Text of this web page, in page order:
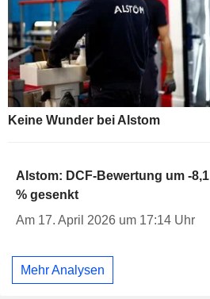
Keine Wunder bei Alstom
Alstom: DCF-Bewertung um -8,1
% gesenkt
Am 17. April 2026 um 17:14 Uhr
Mehr Analysen